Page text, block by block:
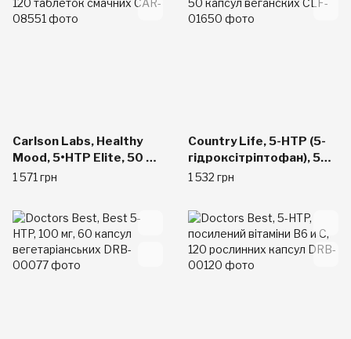
Carlson Labs, Healthy
Mood, 5•HTP Elite, 50 мг,
120 таблеток смачних
1 571 грн
Country Life, 5-HTP (5-
гідроксітріптофан), 50
мг, 50 капсул веганских
1 532 грн